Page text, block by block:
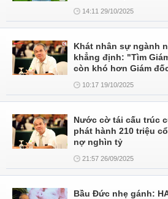
14:11 29/10/2025
Khát nhân sự ngành
khẳng định: "Tìm
còn khó hơn Giám
10:17 19/10/2025
Nước cờ tái cấu trúc
phát hành 210 triệu
nợ nghìn tỷ
21:57 26/09/2025
Bầu Đức nhẹ gánh: